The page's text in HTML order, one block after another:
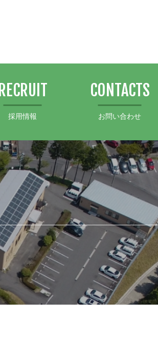
RECRUIT
採用情報
CONTACTS
お問い合わせ